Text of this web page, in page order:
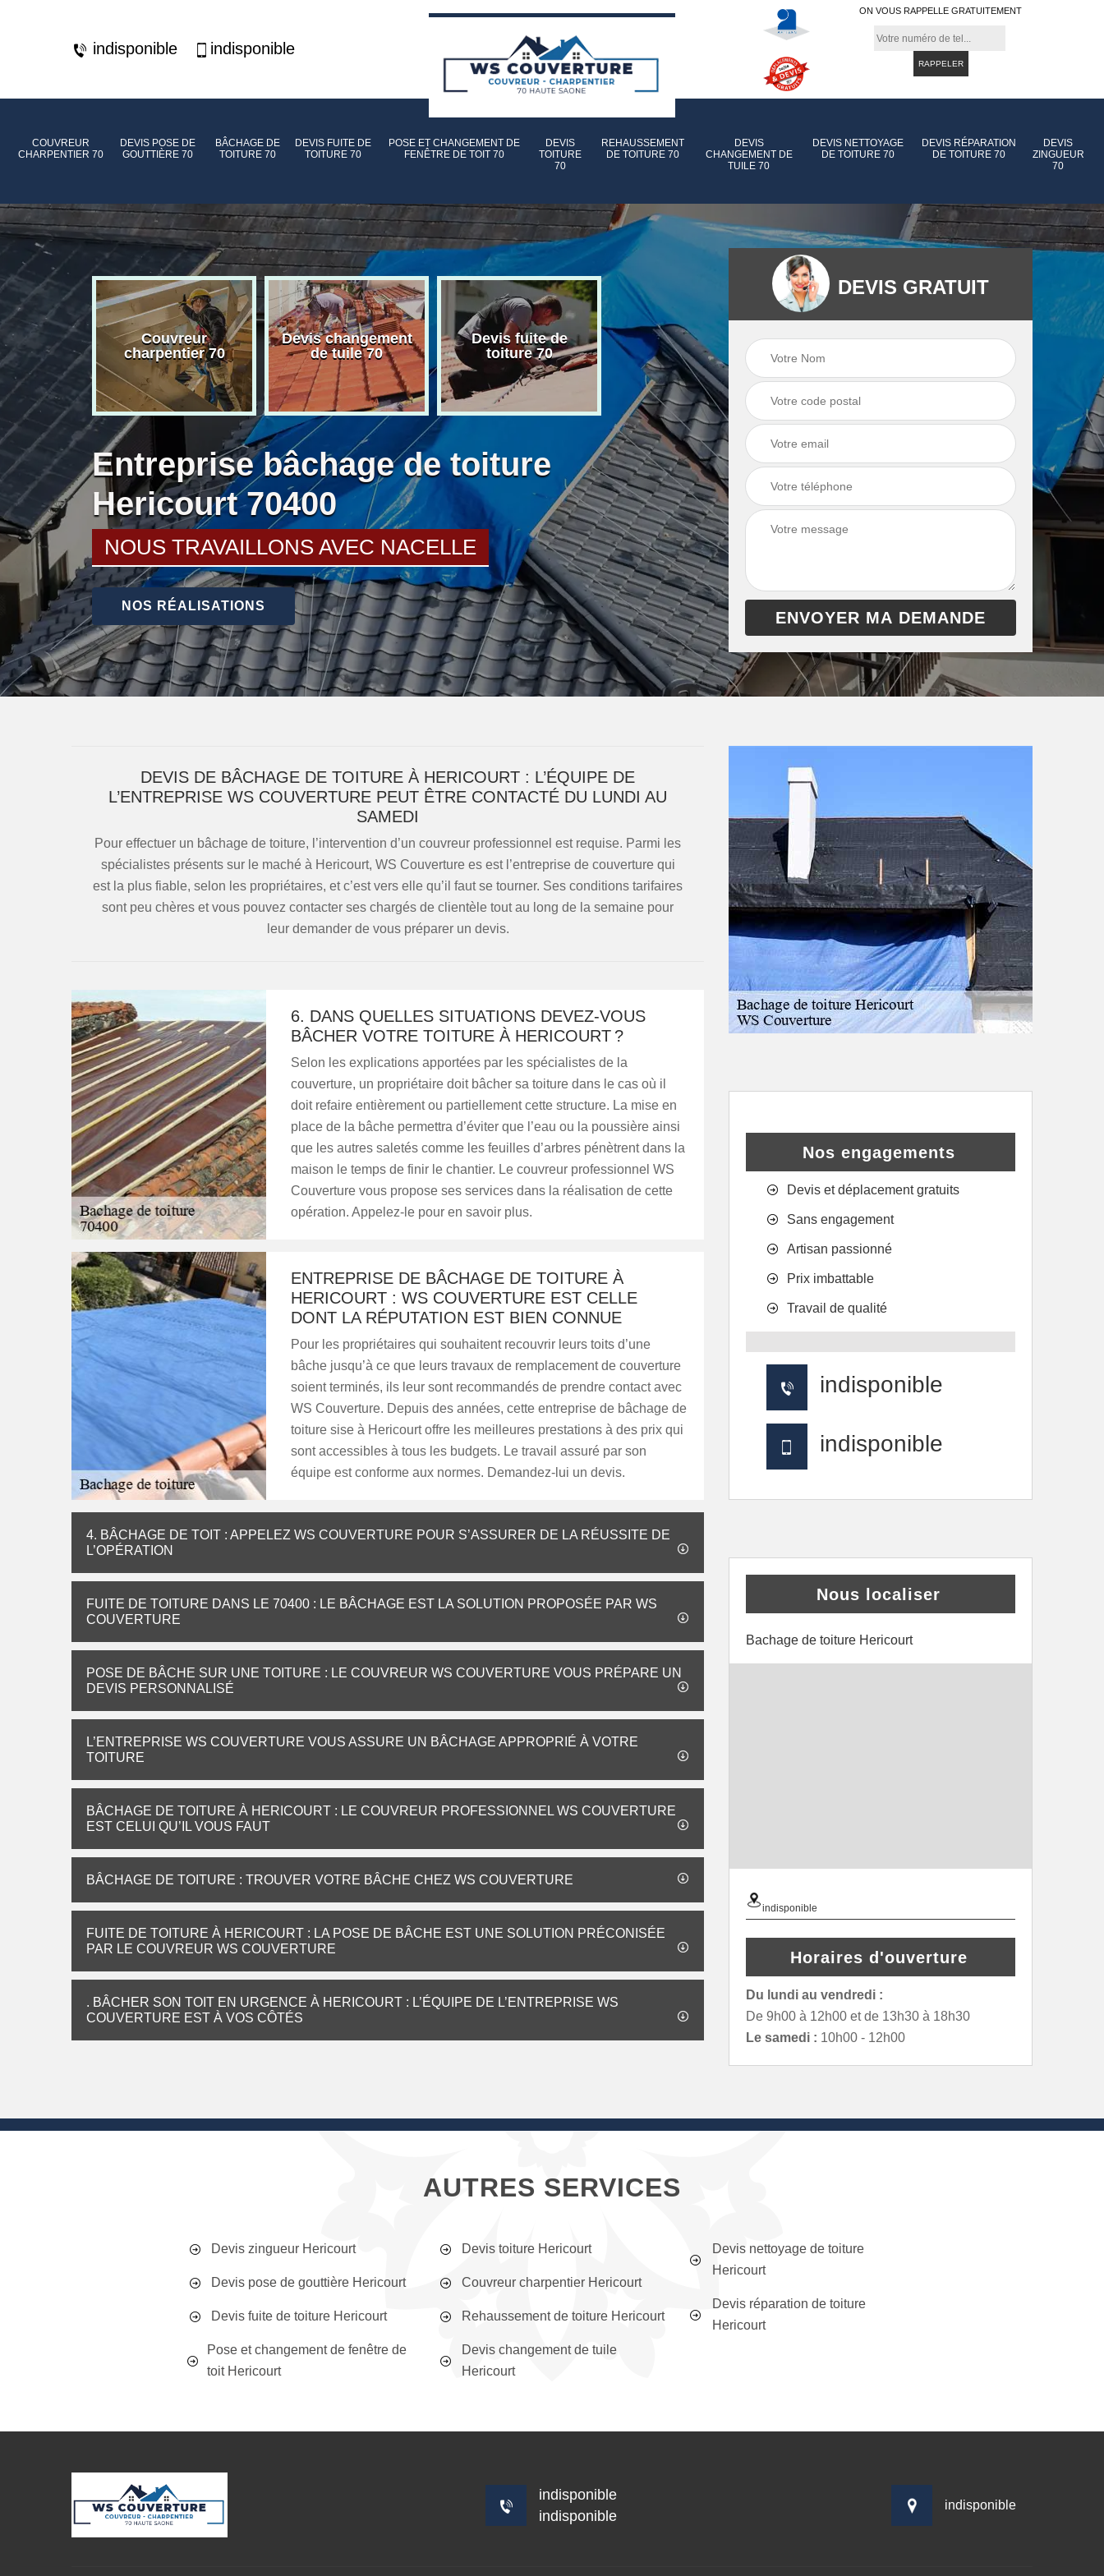
indisponible indisponible
ON VOUS RAPPELLE GRATUITEMENT
COUVREUR
CHARPENTIER 70
DEVIS POSE DE
GOUTTIÈRE 70
BÂCHAGE DE
TOITURE 70
DEVIS FUITE DE
TOITURE 70
POSE ET CHANGEMENT DE
FENÊTRE DE TOIT 70
DEVIS
TOITURE
70
REHAUSSEMENT
DE TOITURE 70
DEVIS
CHANGEMENT DE
TUILE 70
DEVIS NETTOYAGE
DE TOITURE 70
DEVIS RÉPARATION
DE TOITURE 70
DEVIS
ZINGUEUR
70
toiture
Couvreur
charpentier 70
Devis changement
de tuile 70
Devis fuite de
toiture 70
Devis nettoyage de
toiture 70
Devis pose de
gouttière 70
Devis réparation
toiture 70
Entreprise bâchage de toiture
Hericourt 70400
NOUS TRAVAILLONS AVEC NACELLE
NOS RÉALISATIONS
DEVIS GRATUIT
DEVIS DE BÂCHAGE DE TOITURE À HERICOURT : L’ÉQUIPE DE
L’ENTREPRISE WS COUVERTURE PEUT ÊTRE CONTACTÉ DU LUNDI AU
SAMEDI
Pour effectuer un bâchage de toiture, l’intervention d’un couvreur professionnel est requise. Parmi les
spécialistes présents sur le maché à Hericourt, WS Couverture es est l’entreprise de couverture qui
est la plus fiable, selon les propriétaires, et c’est vers elle qu’il faut se tourner. Ses conditions tarifaires
sont peu chères et vous pouvez contacter ses chargés de clientèle tout au long de la semaine pour
leur demander de vous préparer un devis.
6. DANS QUELLES SITUATIONS DEVEZ-VOUS
BÂCHER VOTRE TOITURE À HERICOURT ?
Selon les explications apportées par les spécialistes de la
couverture, un propriétaire doit bâcher sa toiture dans le cas où il
doit refaire entièrement ou partiellement cette structure. La mise en
place de la bâche permettra d’éviter que l’eau ou la poussière ainsi
que les autres saletés comme les feuilles d’arbres pénètrent dans la
maison le temps de finir le chantier. Le couvreur professionnel WS
Couverture vous propose ses services dans la réalisation de cette
opération. Appelez-le pour en savoir plus.
ENTREPRISE DE BÂCHAGE DE TOITURE À
HERICOURT : WS COUVERTURE EST CELLE
DONT LA RÉPUTATION EST BIEN CONNUE
Pour les propriétaires qui souhaitent recouvrir leurs toits d’une
bâche jusqu’à ce que leurs travaux de remplacement de couverture
soient terminés, ils leur sont recommandés de prendre contact avec
WS Couverture. Depuis des années, cette entreprise de bâchage de
toiture sise à Hericourt offre les meilleures prestations à des prix qui
sont accessibles à tous les budgets. Le travail assuré par son
équipe est conforme aux normes. Demandez-lui un devis.
4. BÂCHAGE DE TOIT : APPELEZ WS COUVERTURE POUR S’ASSURER DE LA RÉUSSITE DE
L’OPÉRATION
FUITE DE TOITURE DANS LE 70400 : LE BÂCHAGE EST LA SOLUTION PROPOSÉE PAR WS
COUVERTURE
POSE DE BÂCHE SUR UNE TOITURE : LE COUVREUR WS COUVERTURE VOUS PRÉPARE UN
DEVIS PERSONNALISÉ
L’ENTREPRISE WS COUVERTURE VOUS ASSURE UN BÂCHAGE APPROPRIÉ À VOTRE
TOITURE
BÂCHAGE DE TOITURE À HERICOURT : LE COUVREUR PROFESSIONNEL WS COUVERTURE
EST CELUI QU’IL VOUS FAUT
BÂCHAGE DE TOITURE : TROUVER VOTRE BÂCHE CHEZ WS COUVERTURE
FUITE DE TOITURE À HERICOURT : LA POSE DE BÂCHE EST UNE SOLUTION PRÉCONISÉE
PAR LE COUVREUR WS COUVERTURE
. BÂCHER SON TOIT EN URGENCE À HERICOURT : L’ÉQUIPE DE L’ENTREPRISE WS
COUVERTURE EST À VOS CÔTÉS
Nos engagements
Devis et déplacement gratuits
Sans engagement
Artisan passionné
Prix imbattable
Travail de qualité
indisponible
indisponible
Nous localiser
Bachage de toiture Hericourt
indisponible
Horaires d'ouverture
Du lundi au vendredi :
De 9h00 à 12h00 et de 13h30 à 18h30
Le samedi : 10h00 - 12h00
AUTRES SERVICES
Devis zingueur Hericourt
Devis pose de gouttière Hericourt
Devis fuite de toiture Hericourt
Pose et changement de fenêtre de
toit Hericourt
Devis toiture Hericourt
Couvreur charpentier Hericourt
Rehaussement de toiture Hericourt
Devis changement de tuile
Hericourt
Devis nettoyage de toiture
Hericourt
Devis réparation de toiture
Hericourt
indisponible
indisponible
indisponible